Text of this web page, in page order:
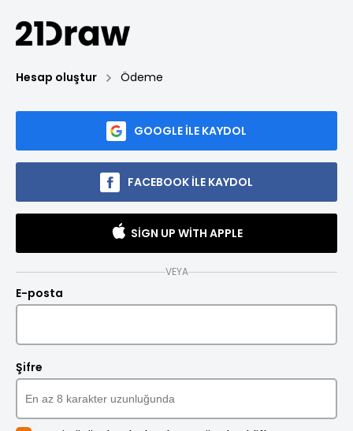
Hesap oluştur Ödeme
GOOGLE ILE KAYDOL
FACEBOOK ILE KAYDOL
SIGN UP WITH APPLE
VEYA
E-posta
Şifre